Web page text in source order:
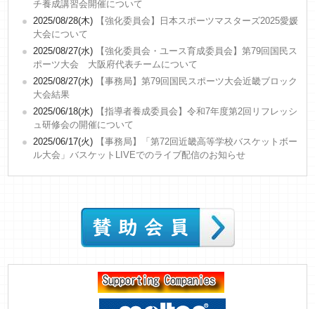
チ養成講習会開催について
2025/08/28(木)
【強化委員会】日本スポーツマスターズ2025愛媛
大会について
2025/08/27(水)
【強化委員会・ユース育成委員会】第79回国民ス
ポーツ大会 大阪府代表チームについて
2025/08/27(水)
【事務局】第79回国民スポーツ大会近畿ブロック
大会結果
2025/06/18(水)
【指導者養成委員会】令和7年度第2回リフレッシ
ュ研修会の開催について
2025/06/17(火)
【事務局】「第72回近畿高等学校バスケットボー
ル大会」バスケットLIVEでのライブ配信のお知らせ